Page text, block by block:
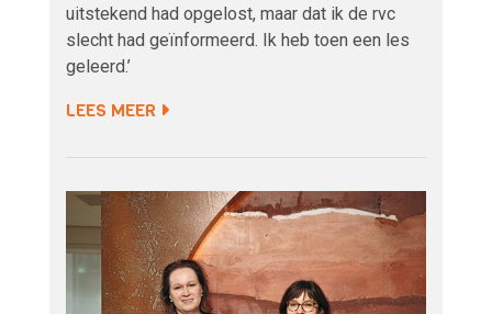
uitstekend had opgelost, maar dat ik de rvc
slecht had geïnformeerd. Ik heb toen een les
geleerd.’
LEES MEER